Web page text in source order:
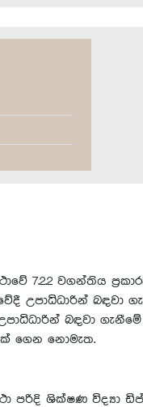
7.2.2 වගන්තිය
උපාධිධාරින් බඳවා
බඳවා
ගෙන නොමැත.
පරිදි ශික්ෂණ